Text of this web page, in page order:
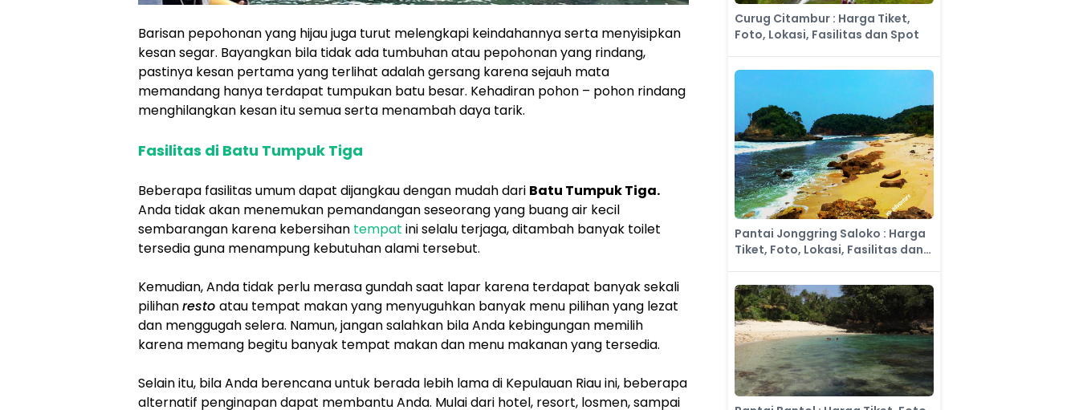
Barisan pepohonan yang hijau juga turut melengkapi keindahannya serta menyisipkan
kesan segar. Bayangkan bila tidak ada tumbuhan atau pepohonan yang rindang,
pastinya kesan pertama yang terlihat adalah gersang karena sejauh mata
memandang hanya terdapat tumpukan batu besar. Kehadiran pohon – pohon rindang
menghilangkan kesan itu semua serta menambah daya tarik.
Fasilitas di Batu Tumpuk Tiga
Beberapa fasilitas umum dapat dijangkau dengan mudah dari Batu Tumpuk Tiga.
Anda tidak akan menemukan pemandangan seseorang yang buang air kecil
sembarangan karena kebersihan tempat ini selalu terjaga, ditambah banyak toilet
tersedia guna menampung kebutuhan alami tersebut.
Kemudian, Anda tidak perlu merasa gundah saat lapar karena terdapat banyak sekali
pilihanresto atau tempat makan yang menyuguhkan banyak menu pilihan yang lezat
dan menggugah selera. Namun, jangan salahkan bila Anda kebingungan memilih
karena memang begitu banyak tempat makan dan menu makanan yang tersedia.
Selain itu, bila Anda berencana untuk berada lebih lama di Kepulauan Riau ini, beberapa
alternatif penginapan dapat membantu Anda. Mulai dari hotel, resort, losmen, sampai
Curug Citambur : Harga Tiket,
Foto, Lokasi, Fasilitas dan Spot
Pantai Jonggring Saloko : Harga
Tiket, Foto, Lokasi, Fasilitas dan